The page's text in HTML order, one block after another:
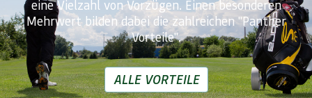
eine Vielzahl von Vorzügen. Einen besonderen
Mehrwert bilden dabei die zahlreichen "Panther
Vorteile".
ALLE VORTEILE